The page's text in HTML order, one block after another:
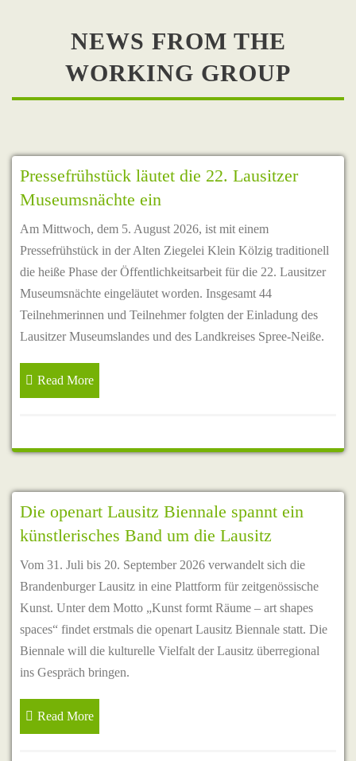
NEWS FROM THE
WORKING GROUP
Pressefrühstück läutet die 22. Lausitzer
Museumsnächte ein
Am Mittwoch, dem 5. August 2026, ist mit einem
Pressefrühstück in der Alten Ziegelei Klein Kölzig traditionell
die heiße Phase der Öffentlichkeitsarbeit für die 22. Lausitzer
Museumsnächte eingeläutet worden. Insgesamt 44
Teilnehmerinnen und Teilnehmer folgten der Einladung des
Lausitzer Museumslandes und des Landkreises Spree-Neiße.
Read More
Die openart Lausitz Biennale spannt ein
künstlerisches Band um die Lausitz
Vom 31. Juli bis 20. September 2026 verwandelt sich die
Brandenburger Lausitz in eine Plattform für zeitgenössische
Kunst. Unter dem Motto „Kunst formt Räume – art shapes
spaces“ findet erstmals die openart Lausitz Biennale statt. Die
Biennale will die kulturelle Vielfalt der Lausitz überregional
ins Gespräch bringen.
Read More